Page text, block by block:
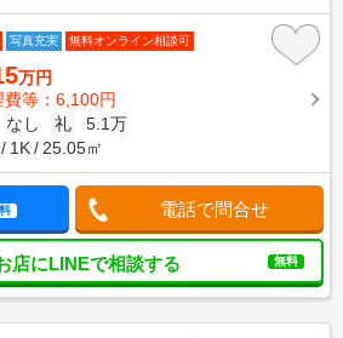
写真充実 無料オンライン相談可
万円
費等：6,100円
なし 礼
5.1万
1K 25.05㎡
電話で問合せ
店にLINEで相談する 無料